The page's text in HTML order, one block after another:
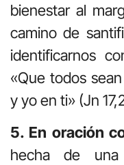
bienestar al
camino de
identificarnos
«Que todos
y yo en ti» (Jn
5. En oración
hecha de